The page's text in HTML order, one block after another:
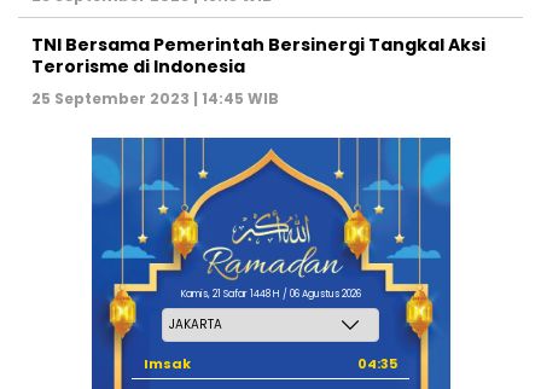
TNI Bersama Pemerintah Bersinergi Tangkal Aksi
Terorisme di Indonesia
25 September 2023 | 14:45 WIB
Kamis, 21 Safar 1448 H / 06 Agustus 2026
Imsak
04:35